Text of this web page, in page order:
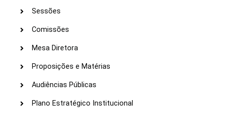
Sessões
Comissões
Mesa Diretora
Proposições e Matérias
Audiências Públicas
Plano Estratégico Institucional